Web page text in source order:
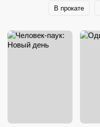
В прокате